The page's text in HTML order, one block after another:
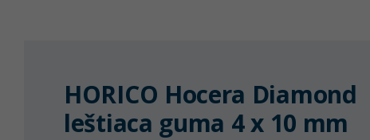
HORICO Hocera Diamond
leštiaca guma 4 x 10 mm